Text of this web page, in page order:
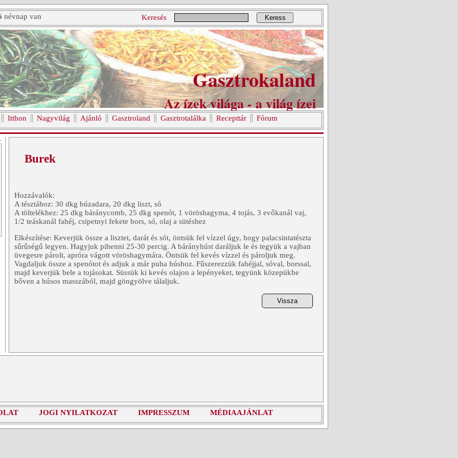
névnap van Keresés Keress
Gasztrokaland
Az ízek világa - a világ ízei
Itthon Nagyvilág Ajánló Gasztroland Gasztrotalálka Recepttár Fórum
Burek
Hozzávalók:
A tésztához: 30 dkg búzadara, 20 dkg liszt, só
A töltelékhez: 25 dkg báránycomb, 25 dkg spenót, 1 vöröshagyma, 4 tojás, 3 evőkanál vaj,
1/2 teáskanál fahéj, csipetnyi fekete bors, só, olaj a sütéshez
Elkészítése: Keverjük össze a lisztet, darát és sót, öntsük fel vízzel úgy, hogy palacsintatészta
sűrűségű legyen. Hagyjuk pihenni 25-30 percig. A bárányhúst daráljuk le és tegyük a vajban
üvegesre párolt, apróra vágott vöröshagymára. Öntsük fel kevés vízzel és pároljuk meg.
Vagdaljuk össze a spenótot és adjuk a már puha húshoz. Fűszerezzük fahéjjal, sóval, borssal,
majd keverjük bele a tojásokat. Süssük ki kevés olajon a lepényeket, tegyünk közepükbe
bőven a húsos masszából, majd göngyölve tálaljuk.
JOGI NYILATKOZAT IMPRESSZUM MÉDIAAJÁNLAT